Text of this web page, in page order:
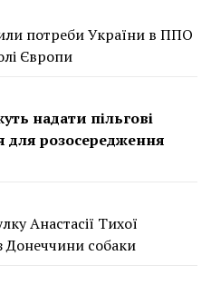
потреби України в ППО
Європи
надати пільгові
розосередження
Анастасії Тихої
Донеччини собаки